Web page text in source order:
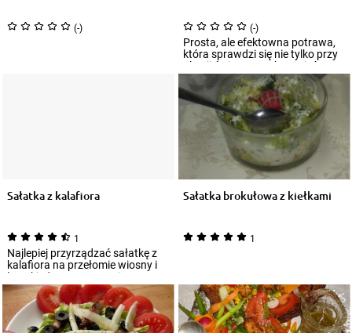
(-) (-)
Prosta, ale efektowna potrawa,
która sprawdzi się nie tylko przy
okazji świątecznych przyjęć.
Sał...
Sałatka z kalafiora
1
Najlepiej przyrządzać sałatkę z
kalafiora na przełomie wiosny i
lata, kiedy to warzywo jest
najśw...
Sałatka brokułowa z kiełkami
1